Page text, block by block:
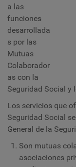
a las
funciones
desarrollada
s por las
Mutuas
Colaborador
as con la
Seguridad Social y
Los servicios que
Seguridad Social
General de la
Son mutuas
asociaciones